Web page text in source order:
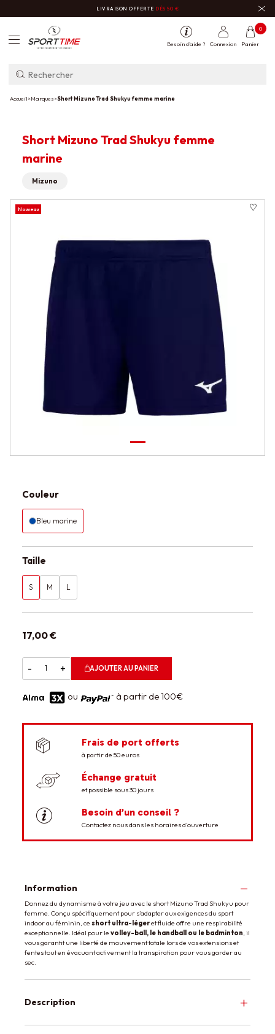
LIVRAISON OFFERTE DÈS 50 €
Besoin d'aide ? Connexion Panier
0
Accueil>Marques>Short Mizuno Trad Shukyu femme marine
Couleur
Bleu marine
Taille
S M L
17,00 €
- + AJOUTER AU PANIER
ou à partir de 100€
Frais de port offerts
à partir de 50 euros
Échange gratuit
et possible sous 30 jours
Besoin d’un conseil ?
Contactez nous dans les horaires d’ouverture
Short Mizuno Trad Shukyu femme
marine
Mizuno
Nouveau
Information
Donnez du dynamisme à votre jeu avec le short Mizuno Trad Shukyu pour
femme. Conçu spécifiquement pour s'adapter aux exigences du sport
indoor au féminin, ce short ultra-légeret fluide offre une respirabilité
exceptionnelle. Idéal pour le volley-ball, le handball ou le badminton , il
vous garantit une liberté de mouvement totale lors de vos extensions et
fentes tout en évacuant activement la transpiration pour vous garder au
sec.
Description